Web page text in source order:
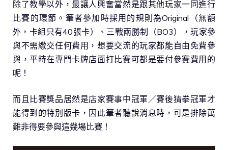
除了教學以外，最讓人興奮當然是跟其他玩家一同進行
比賽的環節。筆者參加時採用的規則為Original（無額
外，卡組只有40張卡）、三戰兩勝制（BO3），玩家參
與不需繳交任何費用，想要交流的玩家都能自由免費參
與，平時在專門卡牌店面打比賽可都是要付參賽費用的
呢！
而且比賽獎品居然是店家賽事中冠軍／賽後猜拳冠軍才
能得到的特別版卡，因此筆者聽說消息時，可是排除萬
難非得要參與這幾場比賽！